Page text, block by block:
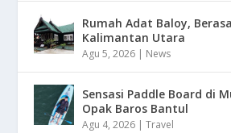
Rumah Adat Baloy,
Kalimantan Utara
Agu 5, 2026 | News
Sensasi Paddle Board di
Opak Baros Bantul
Agu 4, 2026 |Travel